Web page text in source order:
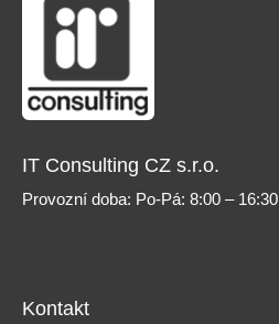
IT Consulting CZ s.r.o.
Provozní doba: Po-Pá: 8:00 – 16:30
Kontakt